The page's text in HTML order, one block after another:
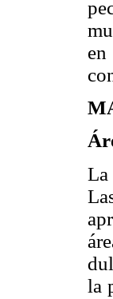
en
La
la